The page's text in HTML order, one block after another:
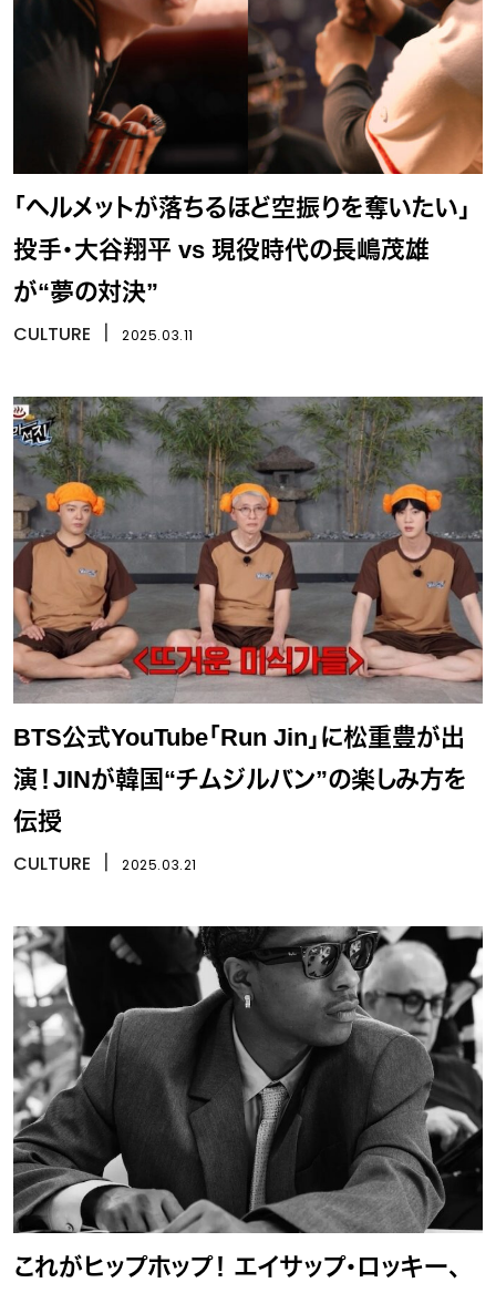
「ヘルメットが落ちるほど空振りを奪いたい」
投手・大谷翔平 vs 現役時代の長嶋茂雄
が“夢の対決”
CULTURE 2025.03.11
BTS公式YouTube「Run Jin」に松重豊が出
演！JINが韓国“チムジルバン”の楽しみ方を
伝授
CULTURE 2025.03.21
これがヒップホップ！ エイサップ・ロッキー、